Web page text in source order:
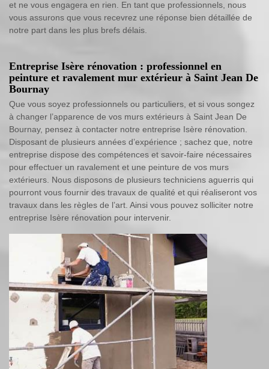
et ne vous engagera en rien. En tant que professionnels, nous
vous assurons que vous recevrez une réponse bien détaillée de
notre part dans les plus brefs délais.
Entreprise Isère rénovation : professionnel en
peinture et ravalement mur extérieur à Saint Jean De
Bournay
Que vous soyez professionnels ou particuliers, et si vous songez
à changer l’apparence de vos murs extérieurs à Saint Jean De
Bournay, pensez à contacter notre entreprise Isère rénovation.
Disposant de plusieurs années d’expérience ; sachez que, notre
entreprise dispose des compétences et savoir-faire nécessaires
pour effectuer un ravalement et une peinture de vos murs
extérieurs. Nous disposons de plusieurs techniciens aguerris qui
pourront vous fournir des travaux de qualité et qui réaliseront vos
travaux dans les règles de l’art. Ainsi vous pouvez solliciter notre
entreprise Isère rénovation pour intervenir.